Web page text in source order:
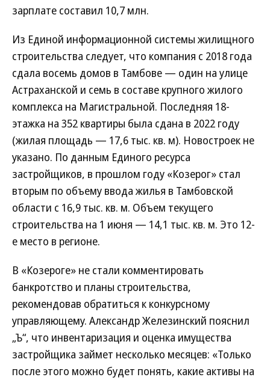
зарплате составил 10,7 млн.
Из Единой информационной системы жилищного
строительства следует, что компания с 2018 года
сдала восемь домов в Тамбове — один на улице
Астраханской и семь в составе крупного жилого
комплекса на Магистральной. Последняя 18-
этажка на 352 квартиры была сдана в 2022 году
(жилая площадь — 17,6 тыс. кв. м). Новостроек не
указано. По данным Единого ресурса
застройщиков, в прошлом году «Козерог» стал
вторым по объему ввода жилья в Тамбовской
области с 16,9 тыс. кв. м. Объем текущего
строительства на 1 июня — 14,1 тыс. кв. м. Это 12-
е место в регионе.
В «Козероге» не стали комментировать
банкротство и планы строительства,
рекомендовав обратиться к конкурсному
управляющему. Александр Железинский пояснил
„Ъ“, что инвентаризация и оценка имущества
застройщика займет несколько месяцев: «Только
после этого можно будет понять, какие активы на